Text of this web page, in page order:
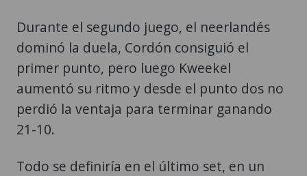
Durante el segundo juego, el neerlandés
dominó la duela, Cordón consiguió el
primer punto, pero luego Kweekel
aumentó su ritmo y desde el punto dos no
perdió la ventaja para terminar ganando
21-10.
Todo se definiría en el último set, en un